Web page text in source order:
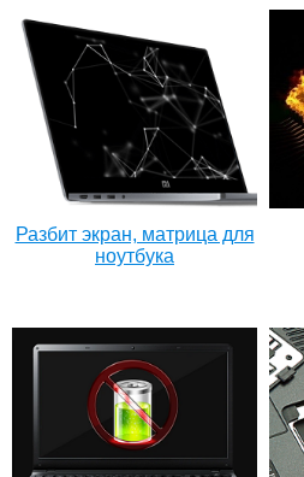
Разбит экран, матрица для
ноутбука